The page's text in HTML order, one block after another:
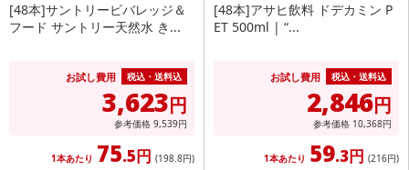
[48本]サントリービバレッジ＆
フード サントリー天然水 き...
お試し費用 税込・送料込
3,623円
参考価格 9,539円
1本あたり 75.5円 (198.8円)
[48本]アサヒ飲料 ドデカミン P
ET 500ml | “...
お試し費用 税込・送料込
2,846円
参考価格 10,368円
1本あたり 59.3円 (216円)